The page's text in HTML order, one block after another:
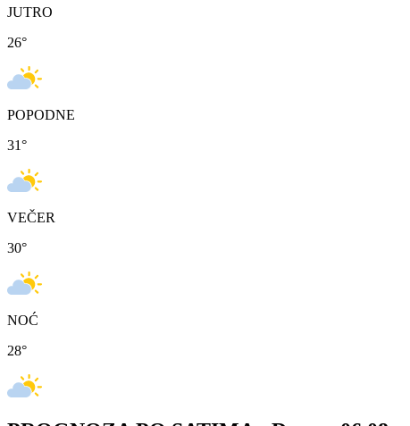
JUTRO
26°
POPODNE
31°
VEČER
30°
NOĆ
28°